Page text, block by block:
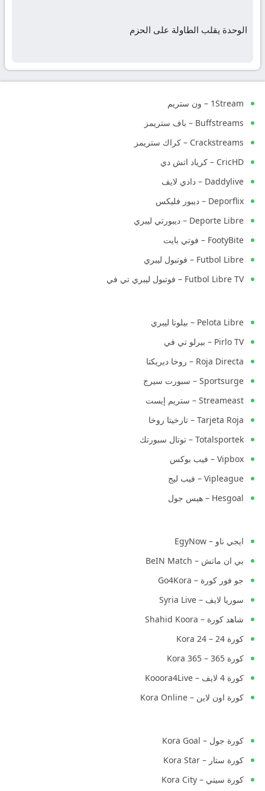
الوحدة يقلب الطاولة على الحزم
1Stream – ون ستريم
Buffstreams – باف ستريمز
Crackstreams – كراك ستريمز
CricHD – كرياد اتش دي
Daddylive – دادي لايف
Deporflix – ديبور فليكس
Deporte Libre – ديبورتي ليبري
FootyBite – فوتي بايت
Futbol Libre – فوتبول ليبري
Futbol Libre TV – فوتبول ليبري تي في
Pelota Libre – بيلوتا ليبري
Pirlo TV – بيرلو تي في
Roja Directa – روخا ديريكتا
Sportsurge – سبورت سيرج
Streameast – ستريم إيست
Tarjeta Roja – تارخيتا روخا
Totalsportek – توتال سبورتك
Vipbox – فيب بوكس
Vipleague – فيب ليج
Hesgoal – هيس جول
ايجي ناو – EgyNow
بي ان ماتش – BeIN Match
جو فور كورة – Go4Kora
سوريا لايف – Syria Live
شاهد كورة – Shahid Koora
كورة 24 – Kora 24
كورة 365 – Kora 365
كورة 4 لايف – Kooora4Live
كورة اون لاين – Kora Online
كورة جول – Kora Goal
كورة ستار – Kora Star
كورة سيتي – Kora City